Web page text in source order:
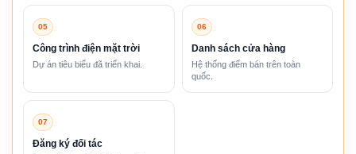
05
Công trình điện mặt trời
Dự án tiêu biểu đã triển khai.
06
Danh sách cửa hàng
Hệ thống điểm bán trên toàn
quốc.
07
Đăng ký đối tác